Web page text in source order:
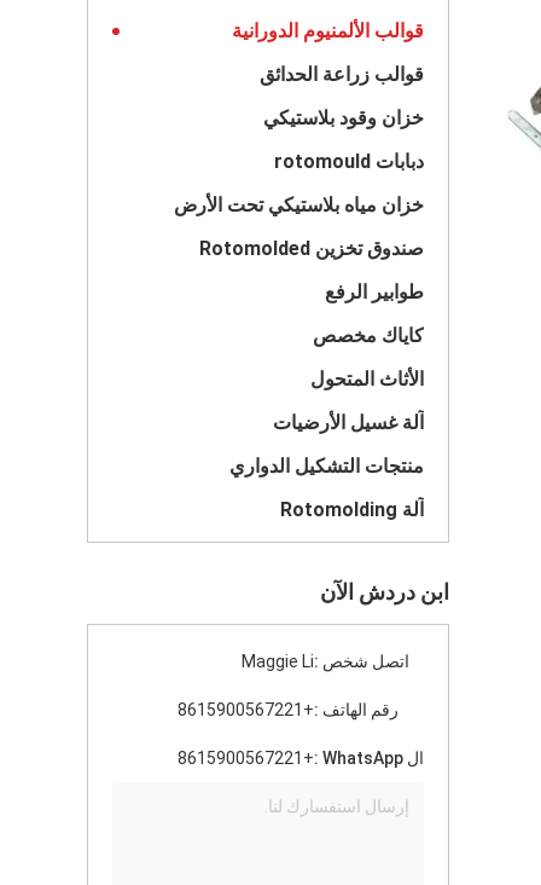
قوالب الألمنيوم الدورانية
قوالب زراعة الحدائق
خزان وقود بلاستيكي
دبابات rotomould
خزان مياه بلاستيكي تحت الأرض
صندوق تخزين Rotomolded
طوابير الرفع
كاياك مخصص
الأثاث المتحول
آلة غسيل الأرضيات
منتجات التشكيل الدواري
آلة Rotomolding
ابن دردش الآن
اتصل شخص :Maggie Li
رقم الهاتف :+8615900567221
ال WhatsApp : +8615900567221